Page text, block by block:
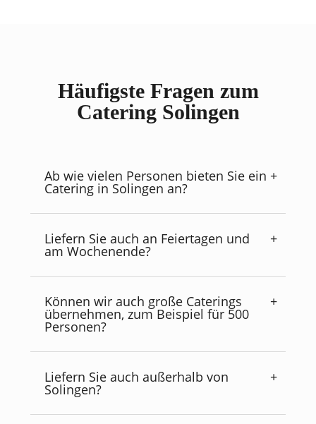
Häufigste Fragen zum
Catering Solingen
Ab wie vielen Personen bieten Sie ein
Catering in Solingen an?
Liefern Sie auch an Feiertagen und
am Wochenende?
Können wir auch große Caterings
übernehmen, zum Beispiel für 500
Personen?
Liefern Sie auch außerhalb von
Solingen?